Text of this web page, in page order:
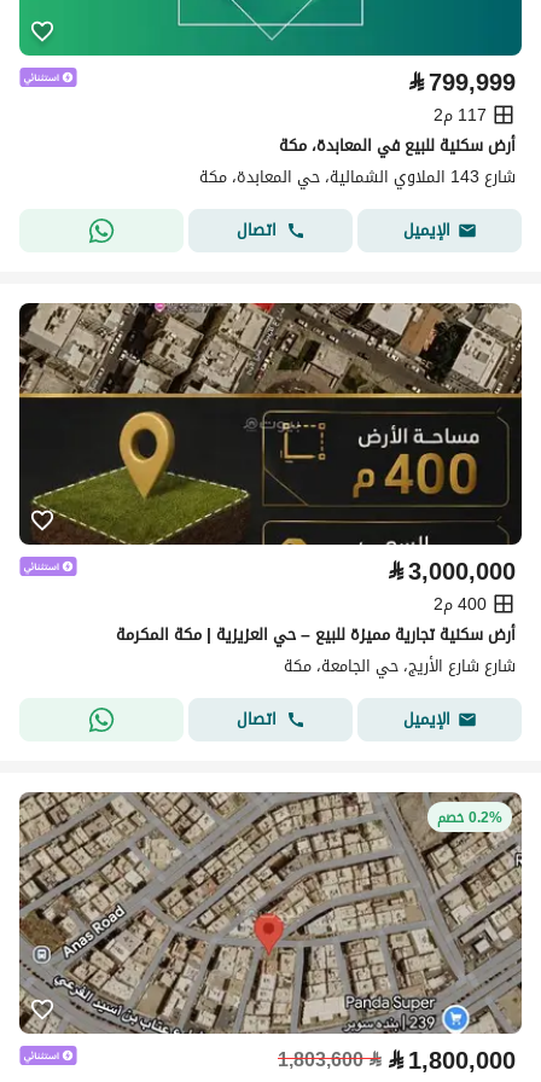
⃁799,999
117 م2
أرض سكنية للبيع في المعابدة، مكة
شارع 143 الملاوي الشمالية، حي المعابدة، مكة
الإيميل
اتصال
⃁3,000,000
400 م2
أرض سكنية تجارية مميزة للبيع – حي العزيزية | مكة المكرمة
شارع شارع الأريج، حي الجامعة، مكة
الإيميل
اتصال
0.2% خصم
⃁1,800,000
⃁
1,803,600